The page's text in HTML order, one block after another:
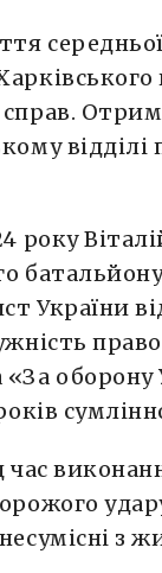
року
України
оборону
час
з